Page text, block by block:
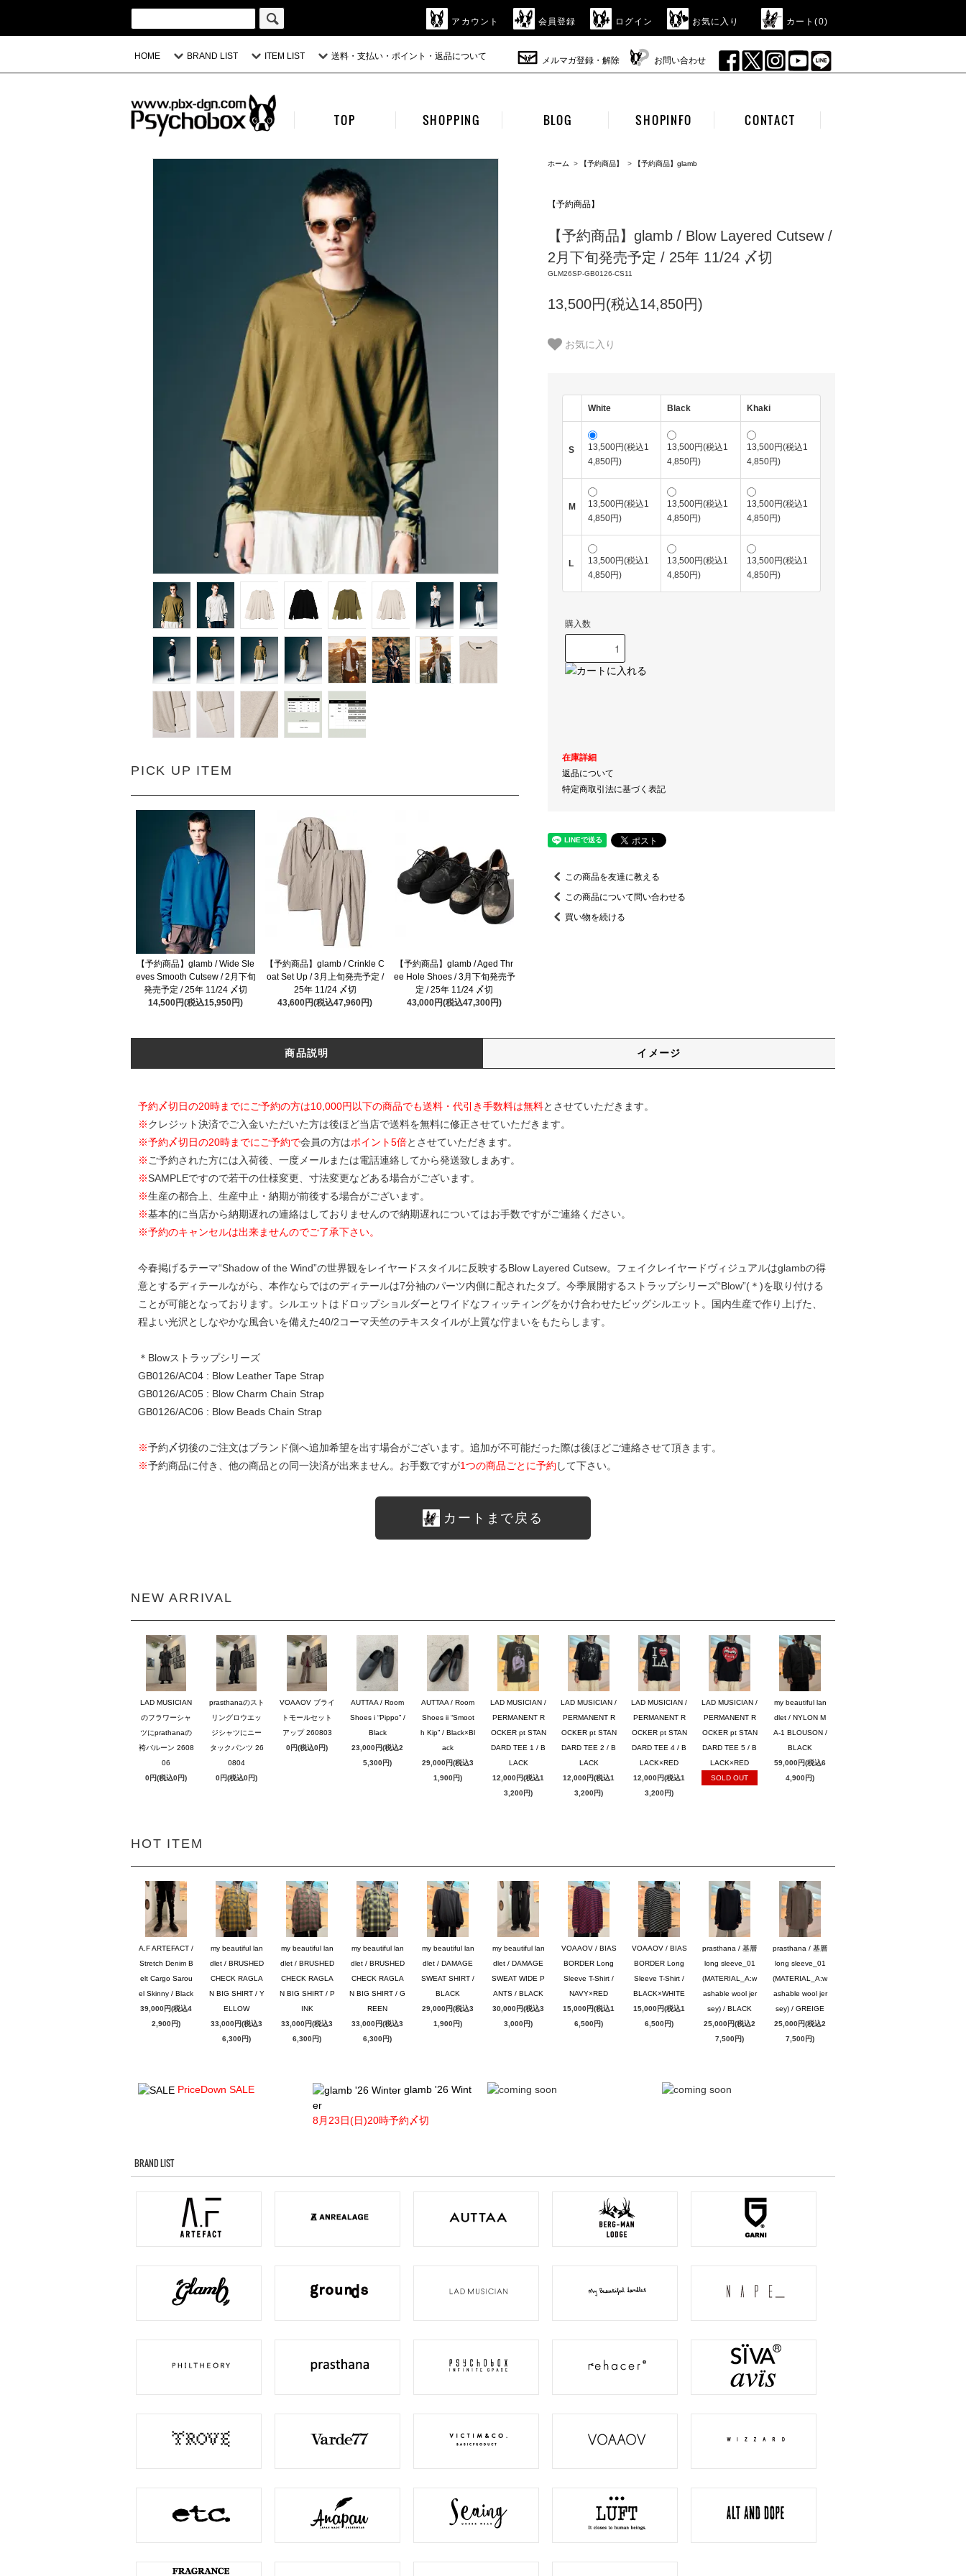
アカウント 会員登録 ログイン お気に入り カート(0)
HOME BRAND LIST ITEM LIST 送料・支払い・ポイント・返品について メルマガ登録・解除 お問い合わせ
TOP SHOPPING BLOG SHOPINFO CONTACT
PICK UP ITEM
【予約商品】glamb / Wide Sle
eves Smooth Cutsew / 2月下旬
発売予定 / 25年 11/24 〆切
14,500円(税込15,950円)
【予約商品】glamb / Crinkle C
oat Set Up / 3月上旬発売予定 /
25年 11/24 〆切
43,600円(税込47,960円)
【予約商品】glamb / Aged Thr
ee Hole Shoes / 3月下旬発売予
定 / 25年 11/24 〆切
43,000円(税込47,300円)
ホーム > 【予約商品】 > 【予約商品】glamb
【予約商品】
【予約商品】glamb / Blow Layered Cutsew /
2月下旬発売予定 / 25年 11/24 〆切
GLM26SP-GB0126-CS11
13,500円(税込14,850円)
お気に入り
White Black Khaki
S
13,500円(税込1
4,850円)
13,500円(税込1
4,850円)
13,500円(税込1
4,850円)
M
13,500円(税込1
4,850円)
13,500円(税込1
4,850円)
13,500円(税込1
4,850円)
L
13,500円(税込1
4,850円)
13,500円(税込1
4,850円)
13,500円(税込1
4,850円)
購入数
在庫詳細
返品について
特定商取引法に基づく表記
この商品を友達に教える
この商品について問い合わせる
買い物を続ける
商品説明 イメージ
予約〆切日の20時までにご予約の方は10,000円以下の商品でも送料・代引き手数料は無料とさせていただきます。
※クレジット決済でご入金いただいた方は後ほど当店で送料を無料に修正させていただきます。
※予約〆切日の20時までにご予約で会員の方はポイント5倍とさせていただきます。
※ ご予約された方には入荷後、一度メールまたは電話連絡してから発送致しまあす。
※SAMPLEですので若干の仕様変更、寸法変更などある場合がございます。
※生産の都合上、生産中止・納期が前後する場合がございます。
※基本的に当店から納期遅れの連絡はしておりませんので納期遅れについてはお手数ですがご連絡ください。
※予約のキャンセルは出来ませんのでご了承下さい。
今春掲げるテーマ“Shadow of the Wind”の世界観をレイヤードスタイルに反映するBlow Layered Cutsew。フェイクレイヤードヴィジュアルはglambの得
意とするディテールながら、本作ならではのディテールは7分袖のパーツ内側に配されたタブ。今季展開するストラップシリーズ“Blow”(＊)を取り付ける
ことが可能となっております。シルエットはドロップショルダーとワイドなフィッティングをかけ合わせたビッグシルエット。国内生産で作り上げた、
程よい光沢としなやかな風合いを備えた40/2コーマ天竺のテキスタイルが上質な佇まいをもたらします。
＊Blowストラップシリーズ
GB0126/AC04 : Blow Leather Tape Strap
GB0126/AC05 : Blow Charm Chain Strap
GB0126/AC06 : Blow Beads Chain Strap
※予約〆切後のご注文はブランド側へ追加希望を出す場合がございます。追加が不可能だった際は後ほどご連絡させて頂きます。
※予約商品に付き、他の商品との同一決済が出来ません。お手数ですが1つの商品ごとに予約 して下さい。
カートまで戻る
NEW ARRIVAL
LAD MUSICIAN
のフラワーシャ
ツにprathanaの
袴バルーン 2608
06
0円(税込0円)
prasthanaのスト
リングロウエッ
ジシャツにニー
タックパンツ 26
0804
0円(税込0円)
VOAAOV ブライ
トモールセット
アップ 260803
0円(税込0円)
AUTTAA / Room
Shoes i “Pippo” /
Black
23,000円(税込2
5,300円)
AUTTAA / Room
Shoes ii “Smoot
h Kip” / Black×Bl
ack
29,000円(税込3
1,900円)
LAD MUSICIAN /
PERMANENT R
OCKER pt STAN
DARD TEE 1 / B
LACK
12,000円(税込1
3,200円)
LAD MUSICIAN /
PERMANENT R
OCKER pt STAN
DARD TEE 2 / B
LACK
12,000円(税込1
3,200円)
LAD MUSICIAN /
PERMANENT R
OCKER pt STAN
DARD TEE 4 / B
LACK×RED
12,000円(税込1
3,200円)
LAD MUSICIAN /
PERMANENT R
OCKER pt STAN
DARD TEE 5 / B
LACK×RED
SOLD OUT
my beautiful lan
dlet / NYLON M
A-1 BLOUSON /
BLACK
59,000円(税込6
4,900円)
HOT ITEM
A.F ARTEFACT /
Stretch Denim B
elt Cargo Sarou
el Skinny / Black
39,000円(税込4
2,900円)
my beautiful lan
dlet / BRUSHED
CHECK RAGLA
N BIG SHIRT / Y
ELLOW
33,000円(税込3
6,300円)
my beautiful lan
dlet / BRUSHED
CHECK RAGLA
N BIG SHIRT / P
INK
33,000円(税込3
6,300円)
my beautiful lan
dlet / BRUSHED
CHECK RAGLA
N BIG SHIRT / G
REEN
33,000円(税込3
6,300円)
my beautiful lan
dlet / DAMAGE
SWEAT SHIRT /
BLACK
29,000円(税込3
1,900円)
my beautiful lan
dlet / DAMAGE
SWEAT WIDE P
ANTS / BLACK
30,000円(税込3
3,000円)
VOAAOV / BIAS
BORDER Long
Sleeve T-Shirt /
NAVY×RED
15,000円(税込1
6,500円)
VOAAOV / BIAS
BORDER Long
Sleeve T-Shirt /
BLACK×WHITE
15,000円(税込1
6,500円)
prasthana / 基層
long sleeve_01
(MATERIAL_A:w
ashable wool jer
sey) / BLACK
25,000円(税込2
7,500円)
prasthana / 基層
long sleeve_01
(MATERIAL_A:w
ashable wool jer
sey) / GREIGE
25,000円(税込2
7,500円)
PriceDown SALE
glamb '26 Wint
er
8月23日(日)20時予約〆切
BRAND LIST